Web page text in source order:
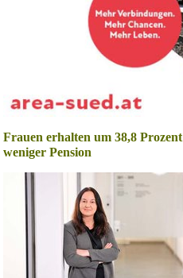
Frauen erhalten um 38,8 Prozent
weniger Pension